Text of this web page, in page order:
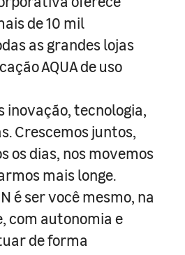
de 10 mil
as grandes lojas
AQUA de uso
inovação, tecnologia,
Crescemos juntos,
os dias, nos movemos
mais longe.
é ser você mesmo, na
com autonomia e
de forma